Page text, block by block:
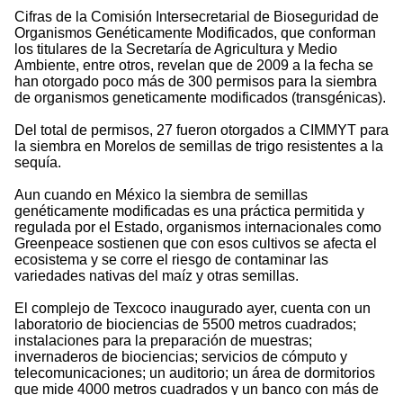
Cifras de la Comisión Intersecretarial de Bioseguridad de
Organismos Genéticamente Modificados, que conforman
los titulares de la Secretaría de Agricultura y Medio
Ambiente, entre otros, revelan que de 2009 a la fecha se
han otorgado poco más de 300 permisos para la siembra
de organismos geneticamente modificados (transgénicas).
Del total de permisos, 27 fueron otorgados a CIMMYT para
la siembra en Morelos de semillas de trigo resistentes a la
sequía.
Aun cuando en México la siembra de semillas
genéticamente modificadas es una práctica permitida y
regulada por el Estado, organismos internacionales como
Greenpeace sostienen que con esos cultivos se afecta el
ecosistema y se corre el riesgo de contaminar las
variedades nativas del maíz y otras semillas.
El complejo de Texcoco inaugurado ayer, cuenta con un
laboratorio de biociencias de 5500 metros cuadrados;
instalaciones para la preparación de muestras;
invernaderos de biociencias; servicios de cómputo y
telecomunicaciones; un auditorio; un área de dormitorios
que mide 4000 metros cuadrados y un banco con más de